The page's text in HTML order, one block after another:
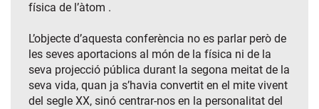
física de l’àtom .
L’objecte d’aquesta conferència no es parlar però de
les seves aportacions al món de la física ni de la
seva projecció pública durant la segona meitat de la
seva vida, quan ja s’havia convertit en el mite vivent
del segle XX, sinó centrar-nos en la personalitat del